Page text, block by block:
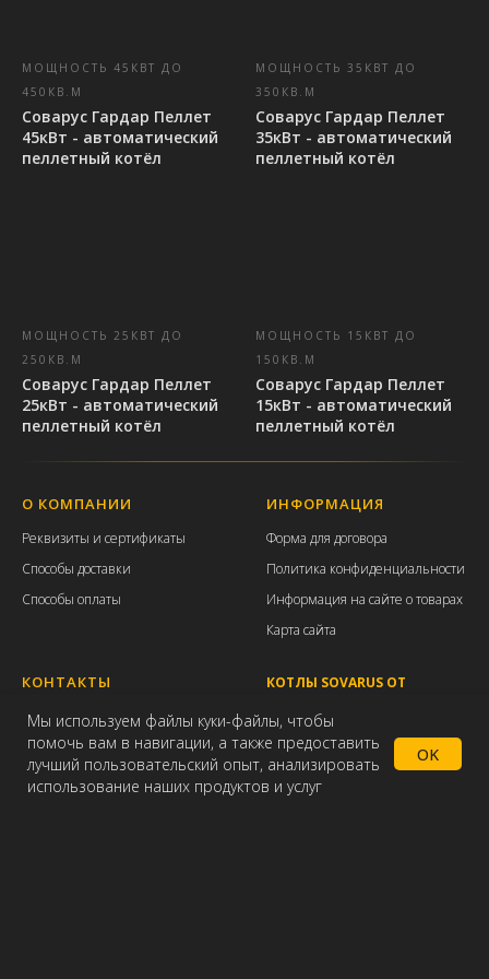
Главная Каталог
Мы используем файлы куки-файлы, чтобы
помочь вам в навигации, а также предоставить
лучший пользовательский опыт, анализировать
использование наших продуктов и услуг
OK
МОЩНОСТЬ 45КВТ ДО
450КВ.М
Соварус Гардар Пеллет
45кВт - автоматический
пеллетный котёл
МОЩНОСТЬ 35КВТ ДО
350КВ.М
Соварус Гардар Пеллет
35кВт - автоматический
пеллетный котёл
МОЩНОСТЬ 25КВТ ДО
250КВ.М
Соварус Гардар Пеллет
25кВт - автоматический
пеллетный котёл
МОЩНОСТЬ 15КВТ ДО
150КВ.М
Соварус Гардар Пеллет
15кВт - автоматический
пеллетный котёл
О КОМПАНИИ
Реквизиты и сертификаты
Способы доставки
Способы оплаты
ИНФОРМАЦИЯ
Форма для договора
Политика конфиденциальности
Информация на сайте о товарах
Карта сайта
КОНТАКТЫ
+7 800 700 02 75 Единый
бесплатный номер для звонков
по России
Тел./Max +7 (952) 902 06 10
КОТЛЫ SOVARUS ОТ
Российский производитель
отопительной техники. Для
отопления домов,
административных и